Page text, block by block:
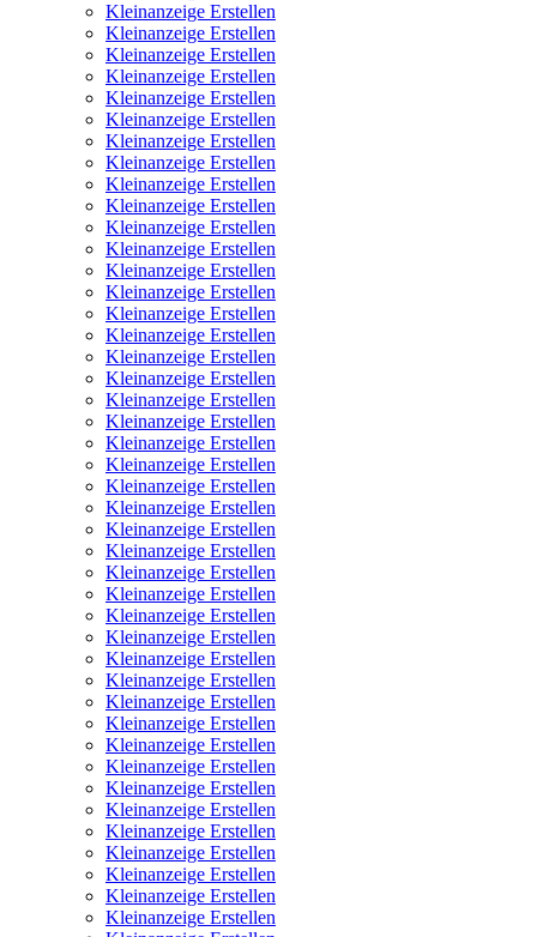
Kleinanzeige Erstellen
Kleinanzeige Erstellen
Kleinanzeige Erstellen
Kleinanzeige Erstellen
Kleinanzeige Erstellen
Kleinanzeige Erstellen
Kleinanzeige Erstellen
Kleinanzeige Erstellen
Kleinanzeige Erstellen
Kleinanzeige Erstellen
Kleinanzeige Erstellen
Kleinanzeige Erstellen
Kleinanzeige Erstellen
Kleinanzeige Erstellen
Kleinanzeige Erstellen
Kleinanzeige Erstellen
Kleinanzeige Erstellen
Kleinanzeige Erstellen
Kleinanzeige Erstellen
Kleinanzeige Erstellen
Kleinanzeige Erstellen
Kleinanzeige Erstellen
Kleinanzeige Erstellen
Kleinanzeige Erstellen
Kleinanzeige Erstellen
Kleinanzeige Erstellen
Kleinanzeige Erstellen
Kleinanzeige Erstellen
Kleinanzeige Erstellen
Kleinanzeige Erstellen
Kleinanzeige Erstellen
Kleinanzeige Erstellen
Kleinanzeige Erstellen
Kleinanzeige Erstellen
Kleinanzeige Erstellen
Kleinanzeige Erstellen
Kleinanzeige Erstellen
Kleinanzeige Erstellen
Kleinanzeige Erstellen
Kleinanzeige Erstellen
Kleinanzeige Erstellen
Kleinanzeige Erstellen
Kleinanzeige Erstellen